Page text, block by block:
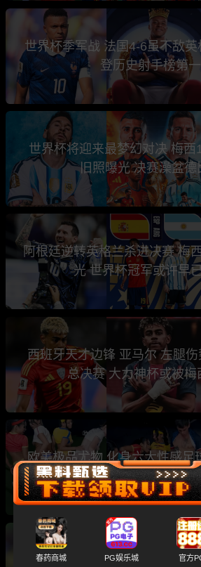
世界杯季军战 法国4-6虽不敌
登历史射手榜第
世界杯将迎来最梦幻对决 梅西
旧照曝光 决赛澡盆德
阿根廷逆转英格兰杀进决赛 梅
光 世界杯冠军或许早
西班牙天才边锋 亚马尔 左腿
总决赛 大力神杯或被梅
欧美极品尤物 化身六大性感足
主题性下群P乱
斯洛文尼亚名哨 温契奇 涉黄涉
春药商城 PG娱乐城 官方